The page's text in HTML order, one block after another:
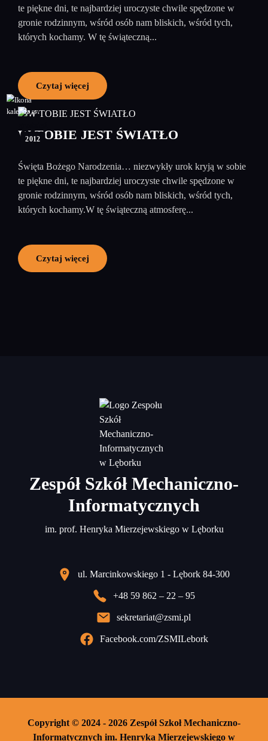
te piękne dni, te najbardziej uroczyste chwile spędzone w
gronie rodzinnym, wśród osób nam bliskich, wśród tych,
których kochamy. W tę świąteczną...
Czytaj więcej
27
2012
W TOBIE JEST ŚWIATŁO
Święta Bożego Narodzenia… niezwykły urok kryją w sobie
te piękne dni, te najbardziej uroczyste chwile spędzone w
gronie rodzinnym, wśród osób nam bliskich, wśród tych,
których kochamy.W tę świąteczną atmosferę...
Czytaj więcej
Zespół Szkół Mechaniczno-
Informatycznych
im. prof. Henryka Mierzejewskiego w Lęborku
ul. Marcinkowskiego 1 - Lębork 84-300
+48 59 862 – 22 – 95
sekretariat@zsmi.pl
Facebook.com/ZSMILebork
Copyright © 2024 - 2026 Zespół Szkoł Mechaniczno-
Informatycznych im. Henryka Mierzejewskiego w